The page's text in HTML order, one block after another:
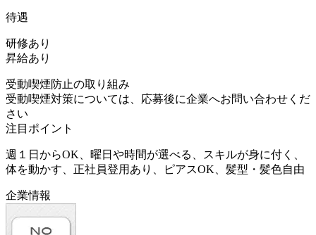
待遇
研修あり
昇給あり
受動喫煙防止の取り組み
受動喫煙対策については、応募後に企業へお問い合わせくだ
さい
注目ポイント
週１日からOK、曜日や時間が選べる、スキルが身に付く、
体を動かす、正社員登用あり、ピアスOK、髪型・髪色自由
企業情報